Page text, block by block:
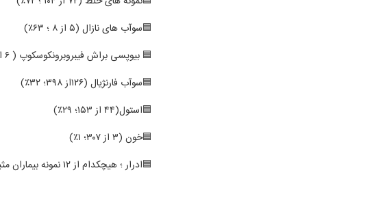
🟦سوآب های نازال (۵ از ۸ ؛ ۶۳٪)
🟦 بیوپسی براش فیبروبرونکوسکوپ ( ۶ از ۱۳؛ ۴۶٪)
🟦سوآب فارنژیال (۱۲۶از ۳۹۸؛ ۳۲٪)
🟦استول(۴۴ از ۱۵۳؛ ۲۹٪)
🟦خون (۳ از ۳۰۷؛ ۱٪)
🟦ادرار ؛ هیچکدام از ۱۲ نمونه بیماران مثبت نبودند(جدول پیوست ).